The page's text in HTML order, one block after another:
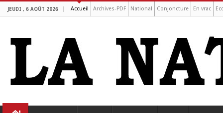
JEUDI , 6 AOÛT 2026 Accueil Archives-PDF National Conjoncture En vrac